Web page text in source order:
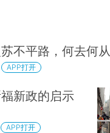
不平路，何去何从
APP打开
新政的启示
APP打开